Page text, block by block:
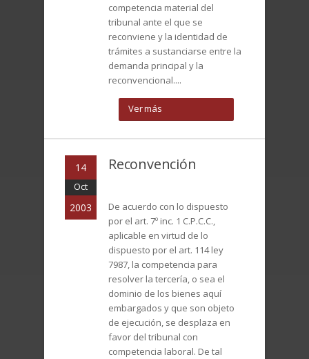
competencia material del
tribunal ante el que se
reconviene y la identidad de
trámites a sustanciarse entre la
demanda principal y la
reconvencional....
Ver más
14
Oct
2003
Reconvención
De acuerdo con lo dispuesto
por el art. 7º inc. 1 C.P.C.C.,
aplicable en virtud de lo
dispuesto por el art. 114 ley
7987, la competencia para
resolver la tercería, o sea el
dominio de los bienes aquí
embargados y que son objeto
de ejecución, se desplaza en
favor del tribunal con
competencia laboral. De tal